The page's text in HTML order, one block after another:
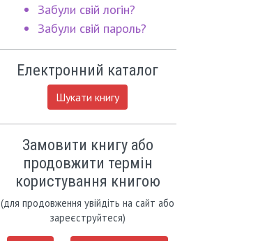
Забули свій логін?
Забули свій пароль?
Електронний каталог
Шукати книгу
Замовити книгу або
продовжити термін
користування книгою
(для продовження увійдіть на сайт або
зареєструйтеся)